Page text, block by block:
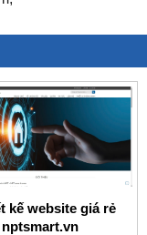
kế website giá rẻ
nptsmart.vn